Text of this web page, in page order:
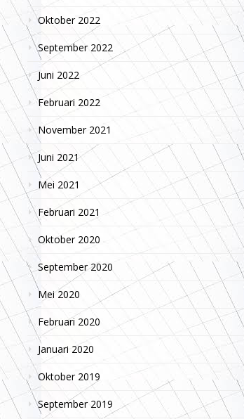
Oktober 2022
September 2022
Juni 2022
Februari 2022
November 2021
Juni 2021
Mei 2021
Februari 2021
Oktober 2020
September 2020
Mei 2020
Februari 2020
Januari 2020
Oktober 2019
September 2019